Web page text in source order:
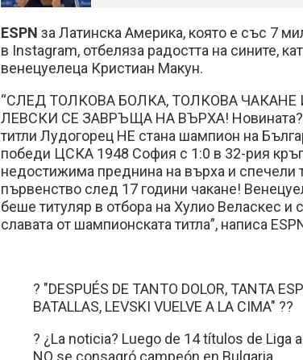
ESPN за Латинска Америка, която е със 7
в Instagram, отбеляза радостта на сините,
венецуелеца Кристиан Макун.
“СЛЕД ТОЛКОВА БОЛКА, ТОЛКОВА
ЛЕВСКИ СЕ ЗАВРЪЩА НА ВЪРХА! Новината?
титли Лудогорец НЕ стана шампион на
победи ЦСКА 1948 София с 1:0 в 32-рия
недостижима преднина на върха и спечели
първенство след 17 години чакане!
беше титуляр в отбора на Хулио Веласкес и
славата от шампионската титла”, написа
? "DESPUÉS DE TANTO DOLOR, TANTA
BATALLAS, LEVSKI VUELVE A LA CIMA" ??
? ¿La noticia? Luego de 14 títulos de Liga
NO se consagró campeón en Bulgaria